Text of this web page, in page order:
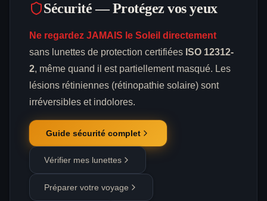
Sécurité — Protégez vos yeux
Ne regardez JAMAIS le Soleil directement
sans lunettes de protection certifiées ISO 12312-
2, même quand il est partiellement masqué. Les
lésions rétiniennes (rétinopathie solaire) sont
irréversibles et indolores.
Guide sécurité complet
Vérifier mes lunettes
Préparer votre voyage